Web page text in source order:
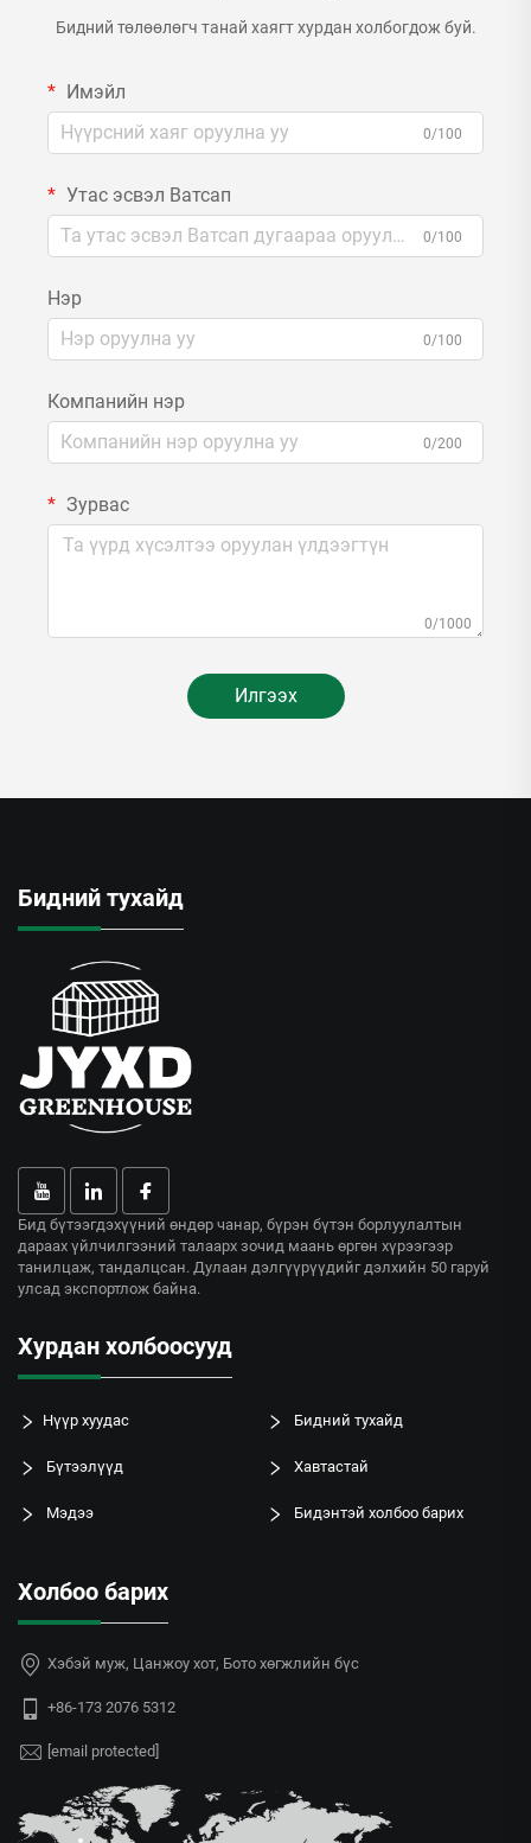
Бидний төлөөлөгч танай хаягт хурдан холбогдож буй.
Имэйл
0/100
Утас эсвэл Ватсап
0/100
Нэр
0/100
Компанийн нэр
0/200
Зурвас
0/1000
Илгээх
Бидний тухайд
Бид бүтээгдэхүүний өндөр чанар, бүрэн бүтэн борлуулалтын
дараах үйлчилгээний талаарх зочид маань өргөн хүрээгээр
танилцаж, тандалцсан. Дулаан дэлгүүрүүдийг дэлхийн 50 гаруй
улсад экспортлож байна.
Хурдан холбоосууд
Нүүр хуудас Бидний тухайд
Бүтээлүүд Хавтастай
Мэдээ Бидэнтэй холбоо барих
Холбоо барих
Хэбэй муж, Цанжоу хот, Бото хөгжлийн бүс
+86-173 2076 5312
[email protected]